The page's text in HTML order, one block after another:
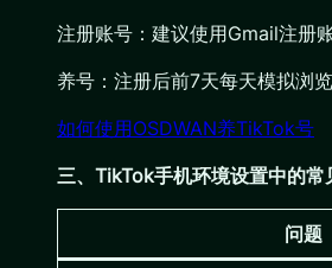
注册账号：建议使用Gmail注册账
养号：注册后前7天每天模拟浏
如何使用OSDWAN养TikTok号
三、TikTok手机环境设置中的常
问题